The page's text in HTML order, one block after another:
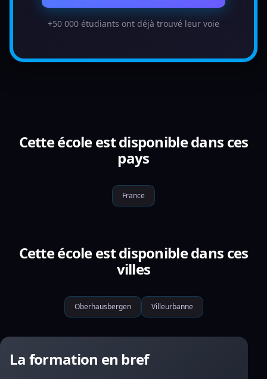
+50 000 étudiants ont déjà trouvé leur voie
Cette école est disponible dans ces
pays
France
Cette école est disponible dans ces
villes
Oberhausbergen Villeurbanne
La formation en bref